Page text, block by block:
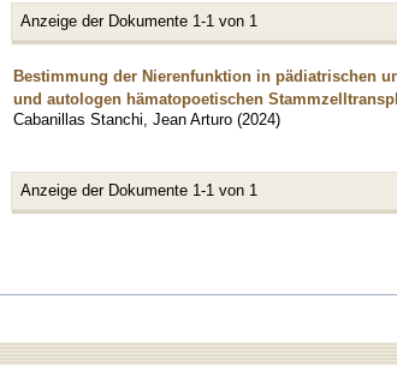
Anzeige der Dokumente 1-1 von 1
Bestimmung der Nierenfunktion in pädiatrischen
und autologen hämatopoetischen
Cabanillas Stanchi, Jean Arturo (2024)
Anzeige der Dokumente 1-1 von 1